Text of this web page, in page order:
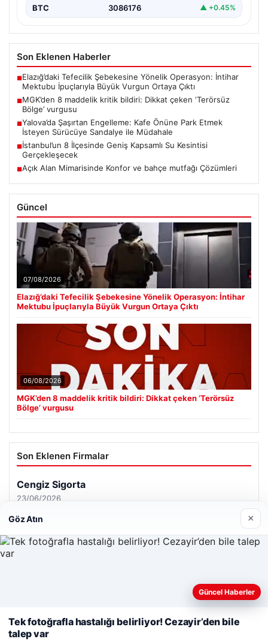
BTC 3086176 ▲ +0.45%
Son Eklenen Haberler
■Elazığ’daki Tefecilik Şebekesine Yönelik Operasyon: İntihar
Mektubu İpuçlarıyla Büyük Vurgun Ortaya Çıktı
■MGK’den 8 maddelik kritik bildiri: Dikkat çeken ‘Terörsüz
Bölge’ vurgusu
■Yalova’da Şaşırtan Engelleme: Kafe Önüne Park Etmek
İsteyen Sürücüye Sandalye ile Müdahale
■İstanbul’un 8 İlçesinde Geniş Kapsamlı Su Kesintisi
Gerçekleşecek
■Açık Alan Mimarisinde Konfor ve bahçe mutfağı Çözümleri
Güncel
07/08/2026
Elazığ’daki Tefecilik Şebekesine Yönelik Operasyon: İntihar
Mektubu İpuçlarıyla Büyük Vurgun Ortaya Çıktı
06/08/2026
MGK’den 8 maddelik kritik bildiri: Dikkat çeken ‘Terörsüz
Bölge’ vurgusu
Son Eklenen Firmalar
Cengiz Sigorta
23/06/2026
Web sitemizi nasıl kullandığınızı daha iyi anlayabilmek,
kullanıyoruz.
Çerez Politikamız
Reddet
Göz Atın ×
Güncel Haberler
Tek fotoğrafla hastalığı belirliyor! Cezayir’den bile
talep var
Tercüme Bürosu | Malta Dil Okulu|
lemagrup.com.tr
escort
escort
escort
giriş